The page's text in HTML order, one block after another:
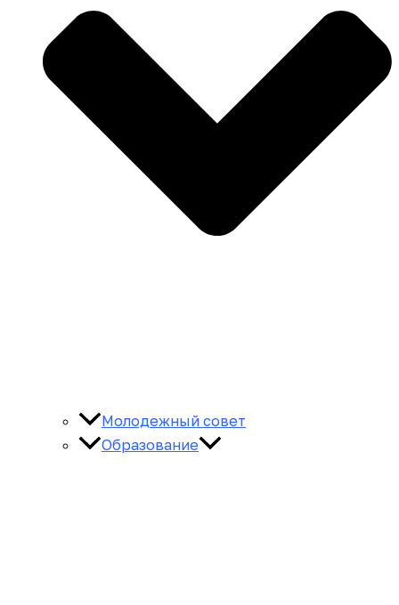
Молодежный совет
Образование